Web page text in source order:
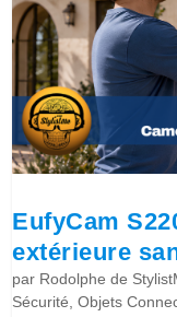
EufyCam
extérieure
par Rodolphe de
Sécurité ,Objets